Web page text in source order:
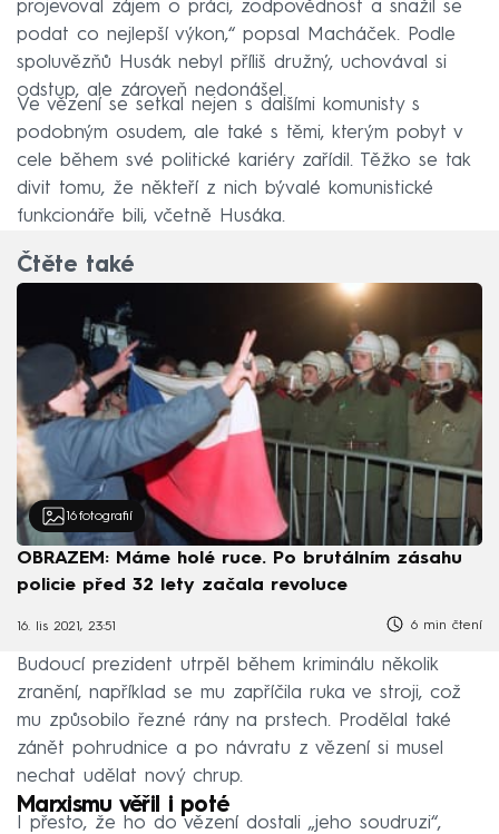
projevoval zájem o práci, zodpovědnost a snažil se
podat co nejlepší výkon,“ popsal Macháček. Podle
spoluvězňů Husák nebyl příliš družný, uchovával si
odstup, ale zároveň nedonášel.
Ve vězení se setkal nejen s dalšími komunisty s
podobným osudem, ale také s těmi, kterým pobyt v
cele během své politické kariéry zařídil. Těžko se tak
divit tomu, že někteří z nich bývalé komunistické
funkcionáře bili, včetně Husáka.
Čtěte také
16 fotografií
OBRAZEM: Máme holé ruce. Po brutálním zásahu
policie před 32 lety začala revoluce
16. lis 2021, 23:51 6 min čtení
Budoucí prezident utrpěl během kriminálu několik
zranění, například se mu zapříčila ruka ve stroji, což
mu způsobilo řezné rány na prstech. Prodělal také
zánět pohrudnice a po návratu z vězení si musel
nechat udělat nový chrup.
Marxismu věřil i poté
I přesto, že ho do vězení dostali „jeho soudruzi“,